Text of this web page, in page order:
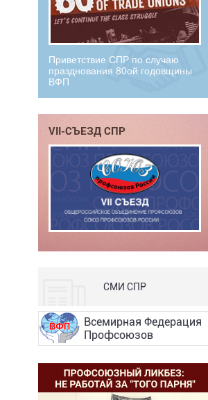
Приветствие СПР по случаю
празднования 80ой годовщины
ВФП
VII-СЪЕЗД СПР
СМИ СПР
Всемирная Федерация
Профсоюзов